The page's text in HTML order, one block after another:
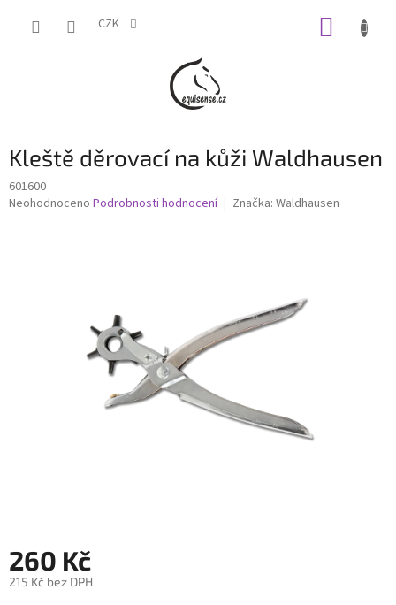
CZK
Kleště děrovací na kůži Waldhausen
601600
Průměrné
Neohodnoceno Podrobnosti hodnocení Značka: Waldhausen
260 Kč
215 Kč bez DPH